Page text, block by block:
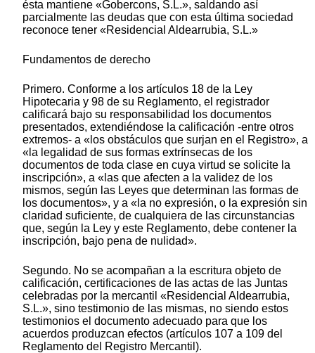
ésta mantiene «Gobercons, S.L.», saldando así
parcialmente las deudas que con esta última sociedad
reconoce tener «Residencial Aldearrubia, S.L.»
Fundamentos de derecho
Primero. Conforme a los artículos 18 de la Ley
Hipotecaria y 98 de su Reglamento, el registrador
calificará bajo su responsabilidad los documentos
presentados, extendiéndose la calificación -entre otros
extremos- a «los obstáculos que surjan en el Registro», a
«la legalidad de sus formas extrínsecas de los
documentos de toda clase en cuya virtud se solicite la
inscripción», a «las que afecten a la validez de los
mismos, según las Leyes que determinan las formas de
los documentos», y a «la no expresión, o la expresión sin
claridad suficiente, de cualquiera de las circunstancias
que, según la Ley y este Reglamento, debe contener la
inscripción, bajo pena de nulidad».
Segundo. No se acompañan a la escritura objeto de
calificación, certificaciones de las actas de las Juntas
celebradas por la mercantil «Residencial Aldearrubia,
S.L.», sino testimonio de las mismas, no siendo estos
testimonios el documento adecuado para que los
acuerdos produzcan efectos (artículos 107 a 109 del
Reglamento del Registro Mercantil).